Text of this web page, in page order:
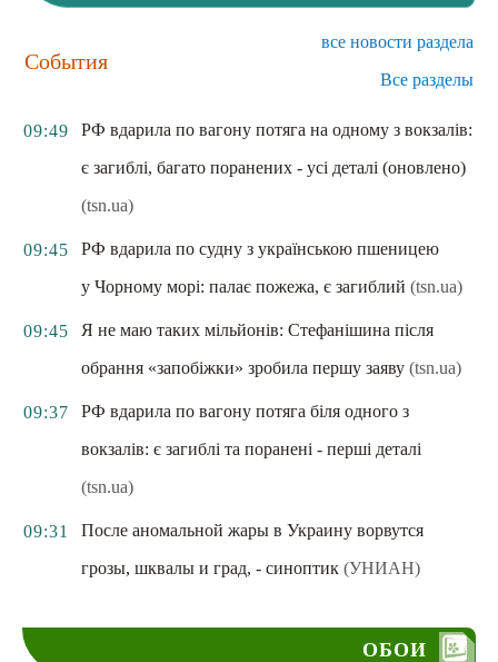
События
все новости раздела
Все разделы
09:49
РФ вдарила по вагону потяга на одному з вокзалів:
є загиблі, багато поранених - усі деталі (оновлено)
(tsn.ua)
09:45
РФ вдарила по судну з українською пшеницею
у Чорному морі: палає пожежа, є загиблий (tsn.ua)
09:45
Я не маю таких мільйонів: Стефанішина після
обрання «запобіжки» зробила першу заяву (tsn.ua)
09:37
РФ вдарила по вагону потяга біля одного з
вокзалів: є загиблі та поранені - перші деталі
(tsn.ua)
09:31
После аномальной жары в Украину ворвутся
грозы, шквалы и град, - синоптик (УНИАН)
ОБОИ